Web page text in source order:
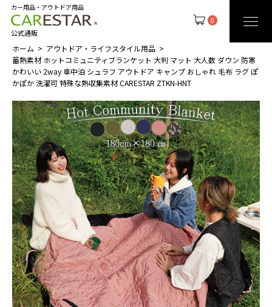
0
カー用品・アウトドア用品
公式通販
ホーム
アウトドア・ライフスタイル用品
蓄熱素材 ホットコミュニティブランケット 大判 マット 大人数 ダウン 防寒
かわいい 2way 車中泊 シュラフ アウトドア キャンプ おしゃれ 毛布 ラグ ぽ
かぽか 洗濯可 特殊な熱収集素材 CARESTAR ZTKN-HNT